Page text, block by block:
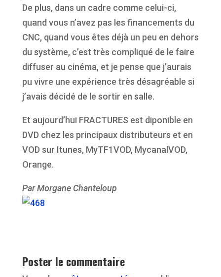
De plus, dans un cadre comme celui-ci,
quand vous n’avez pas les financements du
CNC, quand vous êtes déjà un peu en dehors
du système, c’est très compliqué de le faire
diffuser au cinéma, et je pense que j’aurais
pu vivre une expérience très désagréable si
j’avais décidé de le sortir en salle.
Et aujourd’hui FRACTURES est diponible en
DVD chez les principaux distributeurs et en
VOD sur Itunes, MyTF1VOD, MycanalVOD,
Orange.
Par Morgane Chanteloup
Poster le commentaire